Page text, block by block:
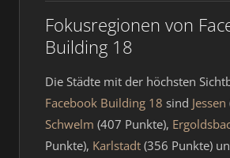
Fokusregionen von
Building 18
Die Städte mit der höchsten
Facebook Building 18 sind Jessen
Schwelm (407 Punkte),
Punkte), Karlstadt (356 Punkte)